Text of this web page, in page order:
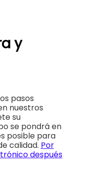
y
pasos
nuestros
su
se pondrá en
posible para
calidad. Por
después